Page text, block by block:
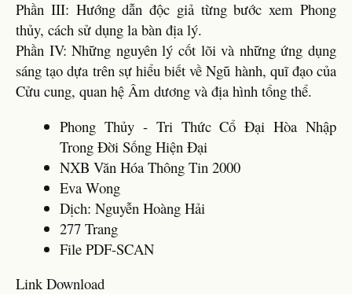
Phần III: Hướng dẫn độc giả từng bước xem Phong
thủy, cách sử dụng la bàn địa lý.
Phần IV: Những nguyên lý cốt lõi và những ứng dụng
sáng tạo dựa trên sự hiểu biết về Ngũ hành, quĩ đạo của
Cửu cung, quan hệ Âm dương và địa hình tổng thể.
Phong Thủy - Tri Thức Cổ Đại Hòa Nhập
Trong Đời Sống Hiện Đại
NXB Văn Hóa Thông Tin 2000
Eva Wong
Dịch: Nguyễn Hoàng Hải
277 Trang
File PDF-SCAN
Link Download